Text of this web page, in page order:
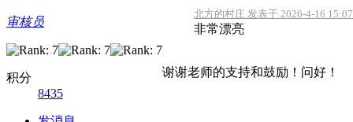
审核员
积分
8435
北方的村庄 发表于 2026-4-16 15:07
非常漂亮
谢谢老师的支持和鼓励！问好！